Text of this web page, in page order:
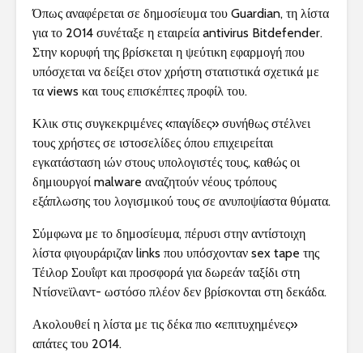
Όπως αναφέρεται σε δημοσίευμα του Guardian, τη λίστα
για το 2014 συνέταξε η εταιρεία antivirus Bitdefender.
Στην κορυφή της βρίσκεται η ψεύτικη εφαρμογή που
υπόσχεται να δείξει στον χρήστη στατιστικά σχετικά με
τα views και τους επισκέπτες προφίλ του.
Κλικ στις συγκεκριμένες «παγίδες» συνήθως στέλνει
τους χρήστες σε ιστοσελίδες όπου επιχειρείται
εγκατάσταση ιών στους υπολογιστές τους, καθώς οι
δημιουργοί malware αναζητούν νέους τρόπους
εξάπλωσης του λογισμικού τους σε ανυποψίαστα θύματα.
Σύμφωνα με το δημοσίευμα, πέρυσι στην αντίστοιχη
λίστα φιγουράριζαν links που υπόσχονταν sex tape της
Τέιλορ Σουΐφτ και προσφορά για δωρεάν ταξίδι στη
Ντίσνεϊλαντ- ωστόσο πλέον δεν βρίσκονται στη δεκάδα.
Ακολουθεί η λίστα με τις δέκα πιο «επιτυχημένες»
απάτες του 2014.